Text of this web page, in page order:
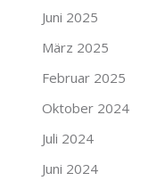
Juni 2025
März 2025
Februar 2025
Oktober 2024
Juli 2024
Juni 2024